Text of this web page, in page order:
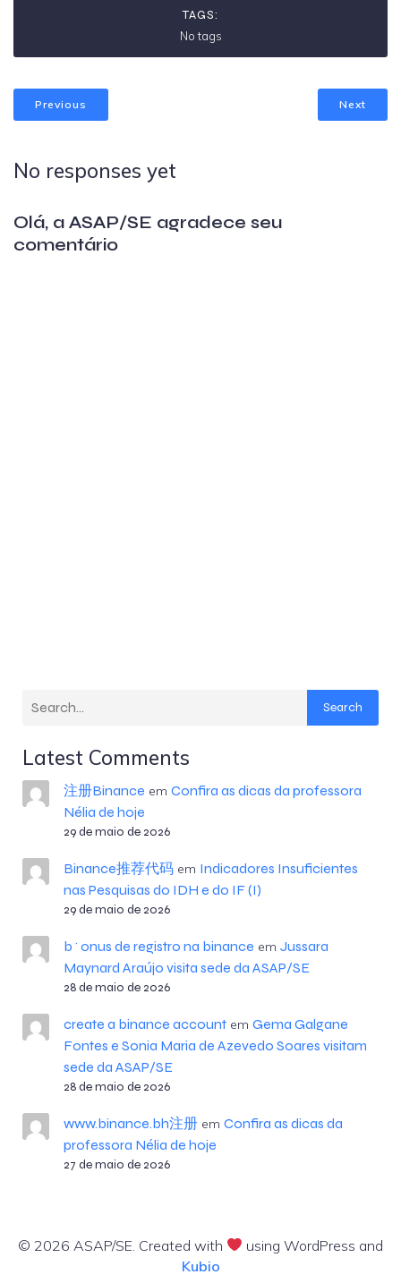
TAGS:
No tags
Previous Next
No responses yet
Olá, a ASAP/SE agradece seu
comentário
Search
Latest Comments
注册Binance em Confira as dicas da professora
Nélia de hoje
29 de maio de 2026
Binance推荐代码em Indicadores Insuficientes
nas Pesquisas do IDH e do IF (I)
29 de maio de 2026
b^onus de registro na binance em Jussara
Maynard Araújo visita sede da ASAP/SE
28 de maio de 2026
create a binance accountem Gema Galgane
Fontes e Sonia Maria de Azevedo Soares visitam
sede da ASAP/SE
28 de maio de 2026
www.binance.bh注册em Confira as dicas da
professora Nélia de hoje
27 de maio de 2026
© 2026 ASAP/SE. Created with
using WordPress and
Kubio